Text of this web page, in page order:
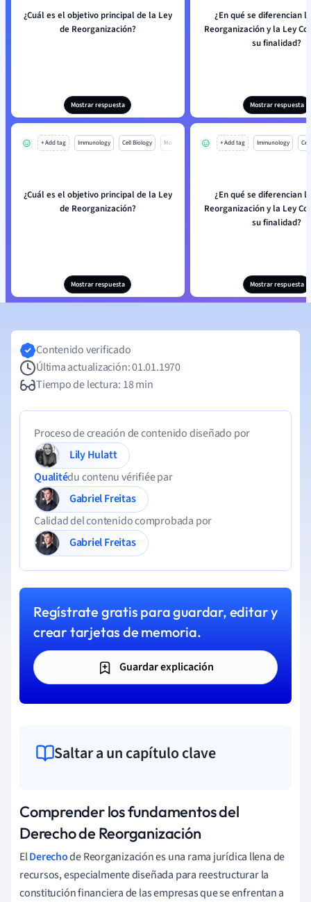
¿Cuál es el objetivo principal de la Ley
de Reorganización?
Mostrar respuesta
¿En qué se diferencian
Reorganización y la Ley
su finalidad?
Mostrar respuesta
+ Add tag Immunology Cell Biology Mo
¿Cuál es el objetivo principal de la Ley
de Reorganización?
Mostrar respuesta
+ Add tag Immunology
¿En qué se diferencian
Reorganización y la Ley
su finalidad?
Mostrar respuesta
Contenido verificado
Última actualización: 01.01.1970
Tiempo de lectura: 18 min
Proceso de creación de contenido diseñado por
Lily Hulatt
Qualitédu contenu vérifiée par
Gabriel Freitas
Calidad del contenido comprobada por
Gabriel Freitas
Regístrate gratis para guardar, editar y
crear tarjetas de memoria.
Guardar explicación
Saltar a un capítulo clave
Comprender los fundamentos del
Derecho de Reorganización
ElDerechode Reorganización es una rama jurídica llena de
recursos, especialmente diseñada para reestructurar la
constitución financiera de las empresas que se enfrentan a